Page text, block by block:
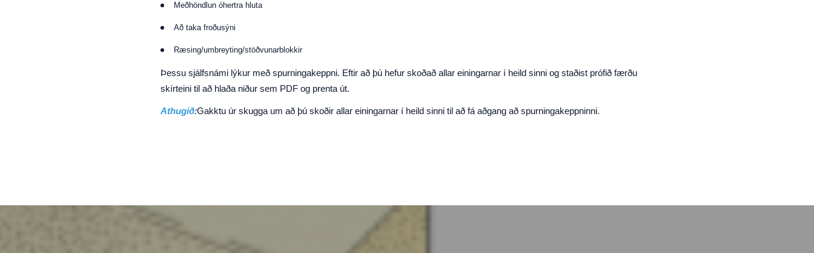
Meðhöndlun óhertra hluta
Að taka froðusýni
Ræsing/umbreyting/stöðvunarblokkir
Þessu sjálfsnámi lýkur með spurningakeppni. Eftir að þú hefur skoðað allar einingarnar í heild sinni og staðist prófið færðu
skírteini til að hlaða niður sem PDF og prenta út.
Athugið:Gakktu úr skugga um að þú skoðir allar einingarnar í heild sinni til að fá aðgang að spurningakeppninni.